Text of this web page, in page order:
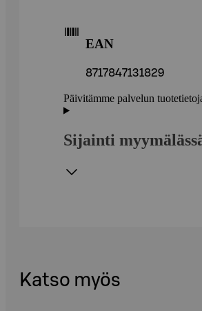
EAN
8717847131829
Päivitämme palvelun
Sijainti
Katso myös